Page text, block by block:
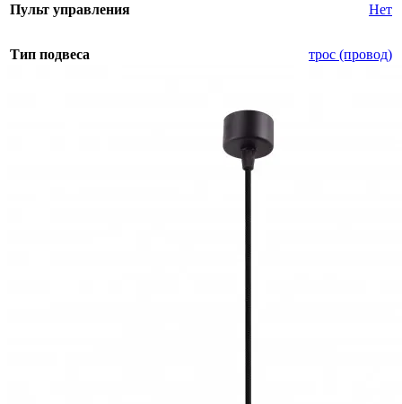
Пульт управления Нет
Тип подвеса трос (провод)